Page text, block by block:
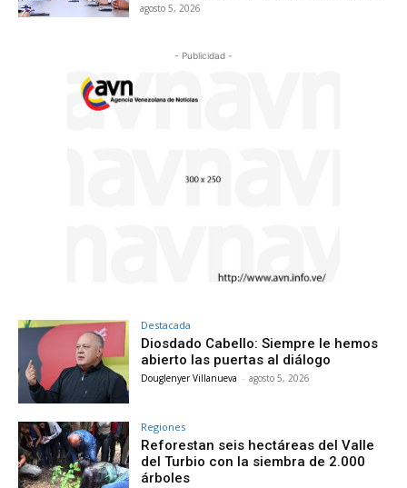
agosto 5, 2026
- Publicidad -
Destacada
Diosdado Cabello: Siempre le hemos
abierto las puertas al diálogo
Douglenyer Villanueva - agosto 5, 2026
Regiones
Reforestan seis hectáreas del Valle
del Turbio con la siembra de 2.000
árboles